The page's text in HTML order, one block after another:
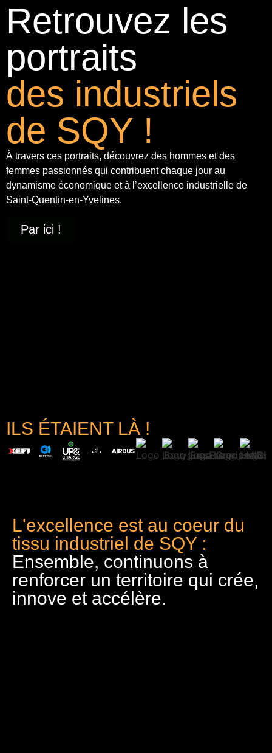
Retrouvez les
portraits
des industriels
de SQY !
À travers ces portraits, découvrez des hommes et des
femmes passionnés qui contribuent chaque jour au
dynamisme économique et à l’excellence industrielle de
Saint-Quentin-en-Yvelines.
Par ici !
ILS ÉTAIENT LÀ !
L'excellence est au coeur du
tissu industriel de SQY :
Ensemble, continuons à
renforcer un territoire qui crée,
innove et accélère.